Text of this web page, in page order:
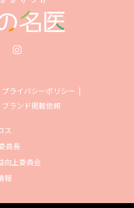
プライバシーポリシー
ブランド掲載依頼
ス
員長
向上委員会
報